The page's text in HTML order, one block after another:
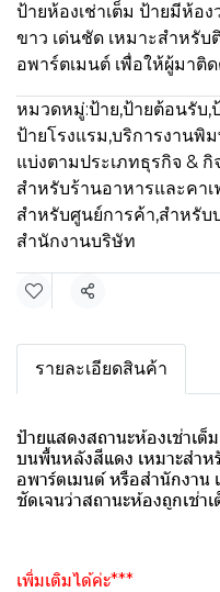
ป้ายห้องเช่าเต็ม ป้ายมีห้อ
ขาว เด่นชัด เหมาะสำหรั
อพาร์ตเมนต์ เพื่อให้ผู้มา
หมวดหมู่:ป้าย,ป้ายต้อนรับ,
ป้ายโรงแรม,บริการงานพิ
แบ่งตามประเภทธุรกิจ & กิ
สำหรับร้านอาหารและคาเ
สำหรับศูนย์การค้า,สำหรับ
สำนักงานบริษัท
แชร์
รายละเอียดสินค้า
ป้ายแสดงสถานะห้องเช่าเต็
บนพื้นหลังสีแดง เหมาะสำ
อพาร์ตเมนต์ หรือสำนักงาน
ชัดเจนว่าสถานะห้องถูกเช่า
***หากสนใจ
เพิ่มเติมได้ค่ะ***